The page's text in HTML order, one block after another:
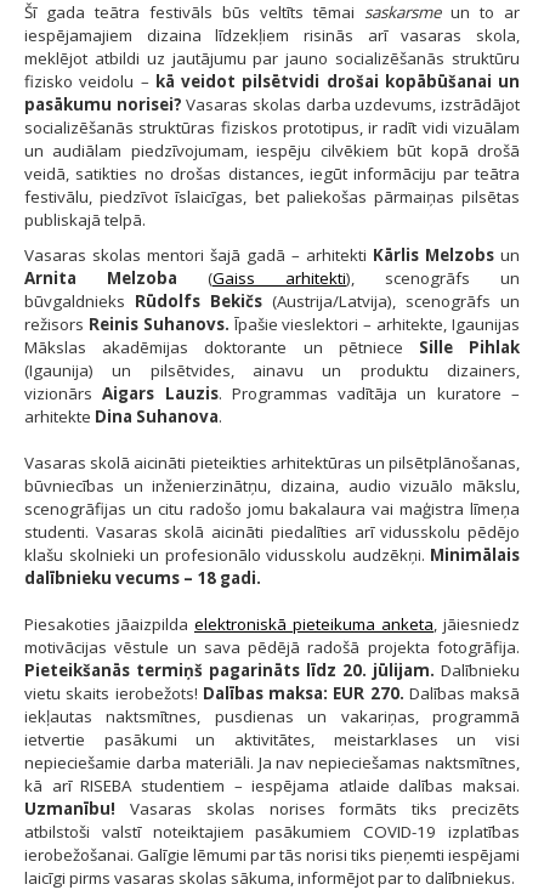
Šī gada teātra festivāls būs veltīts tēmai saskarsmeun to ar
iespējamajiem dizaina līdzekļiem risinās arī vasaras skola,
meklējot atbildi uz jautājumu par jauno socializēšanās struktūru
fizisko veidolu – kā veidot pilsētvidi drošai kopābūšanai un
pasākumu norisei? Vasaras skolas darba uzdevums, izstrādājot
socializēšanās struktūras fiziskos prototipus, ir radīt vidi vizuālam
un audiālam piedzīvojumam, iespēju cilvēkiem būt kopā drošā
veidā, satikties no drošas distances, iegūt informāciju par teātra
festivālu, piedzīvot īslaicīgas, bet paliekošas pārmaiņas pilsētas
publiskajā telpā.
Vasaras skolas mentori šajā gadā – arhitekti Kārlis Melzobs un
Arnita Melzoba (Gaiss arhitekti), scenogrāfs un
būvgaldnieks Rūdolfs Bekičs (Austrija/Latvija), scenogrāfs un
režisors Reinis Suhanovs. Īpašie vieslektori – arhitekte, Igaunijas
Mākslas akadēmijas doktorante un pētniece Sille Pihlak
(Igaunija) un pilsētvides, ainavu un produktu dizainers,
vizionārsAigars Lauzis. Programmas vadītāja un kuratore –
arhitekte Dina Suhanova.
Vasaras skolā aicināti pieteikties arhitektūras un pilsētplānošanas,
būvniecības un inženierzinātņu, dizaina, audio vizuālo mākslu,
scenogrāfijas un citu radošo jomu bakalaura vai maģistra līmeņa
studenti. Vasaras skolā aicināti piedalīties arī vidusskolu pēdējo
klašu skolnieki un profesionālo vidusskolu audzēkņi. Minimālais
dalībnieku vecums – 18 gadi.
Piesakoties jāaizpilda elektroniskā pieteikuma anketa, jāiesniedz
motivācijas vēstule un sava pēdējā radošā projekta fotogrāfija.
Pieteikšanās termiņš pagarināts līdz 20. jūlijam. Dalībnieku
vietu skaits ierobežots! Dalības maksa: EUR 270. Dalības maksā
iekļautas naktsmītnes, pusdienas un vakariņas, programmā
ietvertie pasākumi un aktivitātes, meistarklases un visi
nepieciešamie darba materiāli. Ja nav nepieciešamas naktsmītnes,
kā arī RISEBA studentiem – iespējama atlaide dalības maksai.
Uzmanību! Vasaras skolas norises formāts tiks precizēts
atbilstoši valstī noteiktajiem pasākumiem COVID-19 izplatības
ierobežošanai. Galīgie lēmumi par tās norisi tiks pieņemti iespējami
laicīgi pirms vasaras skolas sākuma, informējot par to dalībniekus.